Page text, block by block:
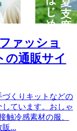
ァッショ
の通販サイ
くりキットなどの
ています。おしゃ
触冷感素材の服、
販...